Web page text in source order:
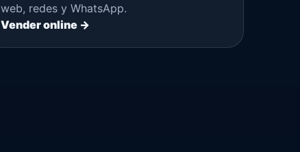
web, redes y WhatsApp.
Vender online →